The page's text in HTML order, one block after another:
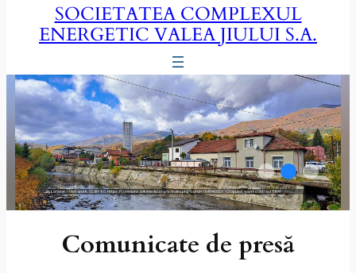
SOCIETATEA COMPLEXUL
ENERGETIC VALEA JIULUI S.A.
By Loraine – Own work, CC BY 4.0, https://commons.wikimedia.org/w/index.php?curid=164940501 | Cropped, warm contrast filter
Comunicate de presă